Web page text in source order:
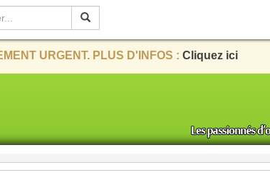
URGENT. PLUS D'INFOS : Cliquez ici